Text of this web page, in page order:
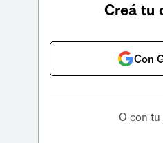
Creá tu
Con
O con